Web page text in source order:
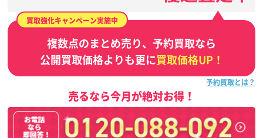
買取強化キャンペーン実施中
複数点のまとめ売り、予約買取なら
公開買取価格よりも更に買取価格UP！
予約買取とは？
売るなら今月が絶対お得！